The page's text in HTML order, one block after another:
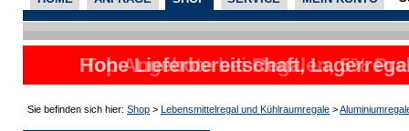
Top Angebote bei Regalen, 5%
Hohe Lieferbereitschaft,
nicht
Sie befinden sich hier: Shop > Lebensmittelregal und Kühlraumregale >